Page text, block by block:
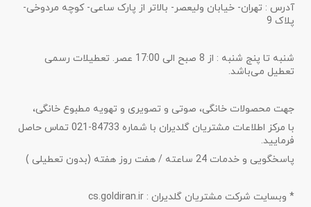
آدرس : تهران- خیابان ولیعصر- بالاتر از پارک ساعی- کوچه مردوخی-
پلاک 9
شنبه تا پنج شنبه : از 8 صبح الی 17:00 عصر. تعطیلات رسمی
تعطیل می‌باشد.
جهت محصولات خانگی، صوتی و تصویری و تهویه مطبوع خانگی،
با مرکز اطلاعات مشتریان گلدیران با شماره 84733-021 تماس حاصل
فرمایید.
پاسخگویی و خدمات 24 ساعته / هفت روز هفته (بدون تعطیلی )
* وبسایت شرکت مشتریان گلدیران : cs.goldiran.ir